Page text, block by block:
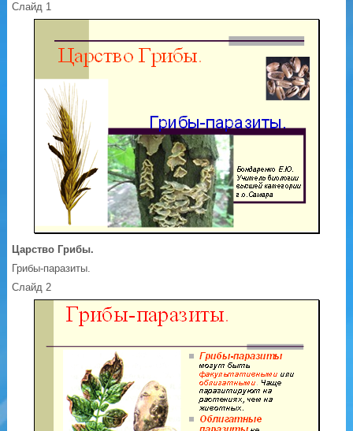
Слайд 1
Царство Грибы.
Грибы-паразиты.
Слайд 2